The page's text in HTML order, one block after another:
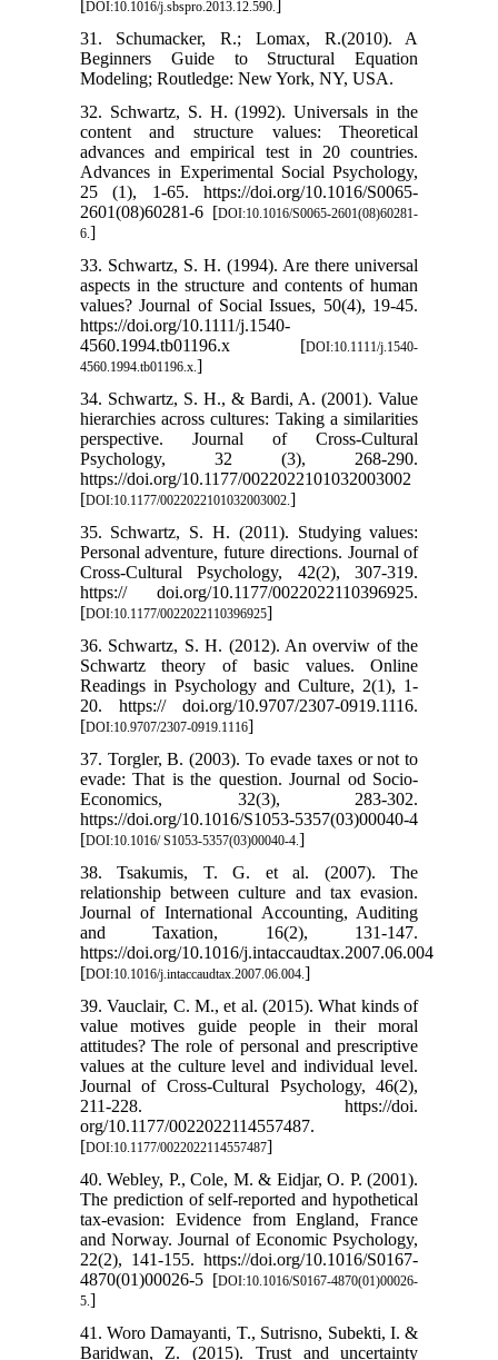
[DOI:10.1016/j.sbspro.2013.12.590. ]
31. Schumacker, R.; Lomax, R.(2010). A
Beginners Guide to Structural Equation
Modeling; Routledge: New York, NY, USA.
32. Schwartz, S. H. (1992). Universals in the
content and structure values: Theoretical
advances and empirical test in 20 countries.
Advances in Experimental Social Psychology,
25 (1), 1-65. https://doi.org/10.1016/S0065-
2601(08)60281-6 [DOI:10.1016/S0065-2601(08)60281-
6. ]
33. Schwartz, S. H. (1994). Are there universal
aspects in the structure and contents of human
values? Journal of Social Issues, 50(4), 19-45.
https://doi.org/10.1111/j.1540-
4560.1994.tb01196.x [DOI:10.1111/j.1540-
4560.1994.tb01196.x. ]
34. Schwartz, S. H., & Bardi, A. (2001). Value
hierarchies across cultures: Taking a similarities
perspective. Journal of Cross-Cultural
Psychology, 32 (3), 268-290.
https://doi.org/10.1177/0022022101032003002
[DOI:10.1177/0022022101032003002. ]
35. Schwartz, S. H. (2011). Studying values:
Personal adventure, future directions. Journal of
Cross-Cultural Psychology, 42(2), 307-319.
https:// doi.org/10.1177/0022022110396925.
[DOI:10.1177/0022022110396925]
36. Schwartz, S. H. (2012). An overviw of the
Schwartz theory of basic values. Online
Readings in Psychology and Culture, 2(1), 1-
20. https:// doi.org/10.9707/2307-0919.1116.
[DOI:10.9707/2307-0919.1116]
37. Torgler, B. (2003). To evade taxes or not to
evade: That is the question. Journal od Socio-
Economics, 32(3), 283-302.
https://doi.org/10.1016/S1053-5357(03)00040-4
[DOI:10.1016/ S1053-5357(03)00040-4. ]
38. Tsakumis, T. G. et al. (2007). The
relationship between culture and tax evasion.
Journal of International Accounting, Auditing
and Taxation, 16(2), 131-147.
https://doi.org/10.1016/j.intaccaudtax.2007.06.004
[DOI:10.1016/j.intaccaudtax.2007.06.004. ]
39. Vauclair, C. M., et al. (2015). What kinds of
value motives guide people in their moral
attitudes? The role of personal and prescriptive
values at the culture level and individual level.
Journal of Cross-Cultural Psychology, 46(2),
211-228. https://doi.
org/10.1177/0022022114557487.
[DOI:10.1177/0022022114557487]
40. Webley, P., Cole, M. & Eidjar, O. P. (2001).
The prediction of self-reported and hypothetical
tax-evasion: Evidence from England, France
and Norway. Journal of Economic Psychology,
22(2), 141-155. https://doi.org/10.1016/S0167-
4870(01)00026-5 [DOI:10.1016/S0167-4870(01)00026-
5. ]
41. Woro Damayanti, T., Sutrisno, Subekti, I. &
Baridwan, Z. (2015). Trust and uncertainty